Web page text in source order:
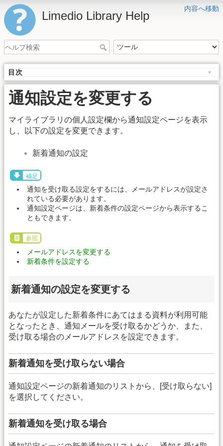
内容へ移動
Limedio Library Help
目次
通知設定を変更する
マイライブラリの個人設定欄から通知設定ページを表示
し、以下の設定を変更できます。
新着通知の設定
補足
通知を受け取る設定をするには、メールアドレスが設定さ
れている必要があります。
通知設定ページは、新着条件の設定ページから表示するこ
ともできます。
参照
メールアドレスを変更する
新着条件を設定する
新着通知の設定を変更する
あなたが設定した新着条件にあてはまる資料が利用可能
となったとき、通知メールを受け取るかどうか、また、
受け取る場合のメールアドレスを設定できます。
新着通知を受け取らない場合
通知設定ページの新着通知のリストから、[受け取らない]
を選択してください。
新着通知を受け取る場合